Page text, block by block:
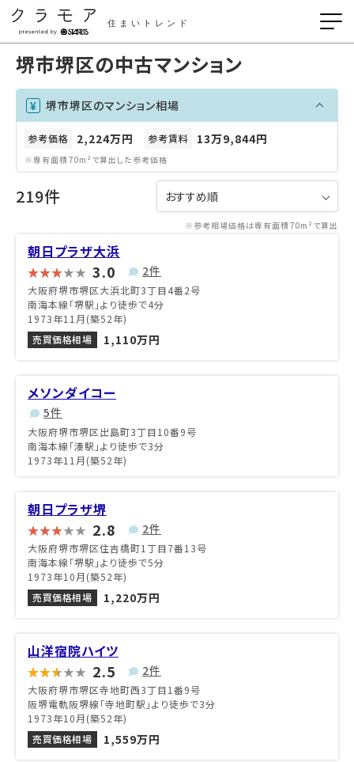
住まいトレンド
堺市堺区の中古マンション
堺市堺区のマンション相場
参考価格 2,224万円 参考賃料 13万9,844円
※専有面積70m²で算出した参考価格
219件
※参考相場価格は専有面積70m²で算出
朝日プラザ大浜
3.0 2件
大阪府堺市堺区大浜北町3丁目4番2号
南海本線「堺駅」より徒歩で4分
1973年11月(築52年)
売買価格相場
1,110万円
メソンダイコー
5件
大阪府堺市堺区出島町3丁目10番9号
南海本線「湊駅」より徒歩で3分
1973年11月(築52年)
朝日プラザ堺
2.8 2件
大阪府堺市堺区住吉橋町1丁目7番13号
南海本線「堺駅」より徒歩で5分
1973年10月(築52年)
売買価格相場
1,220万円
山洋宿院ハイツ
2.5 2件
大阪府堺市堺区寺地町西3丁目1番9号
阪堺電軌阪堺線「寺地町駅」より徒歩で3分
1973年10月(築52年)
売買価格相場
1,559万円